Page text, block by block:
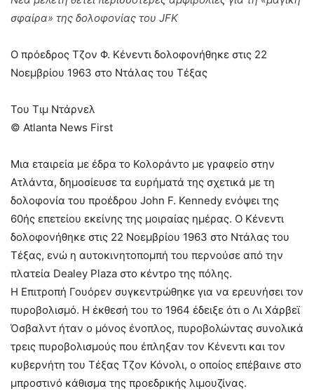
σφαίρα» της δολοφονίας του JFK
Ο πρόεδρος Τζον Φ. Κένεντι δολοφονήθηκε στις 22
Νοεμβρίου 1963 στο Ντάλας του Τέξας
Του Τιμ Ντάρνελ
© Atlanta News First
Μια εταιρεία με έδρα το Κολοράντο με γραφείο στην
Ατλάντα, δημοσίευσε τα ευρήματά της σχετικά με τη
δολοφονία του προέδρου John F. Kennedy ενόψει της
60ής επετείου εκείνης της μοιραίας ημέρας. Ο Κένεντι
δολοφονήθηκε στις 22 Νοεμβρίου 1963 στο Ντάλας του
Τέξας, ενώ η αυτοκινητοπομπή του περνούσε από την
πλατεία Dealey Plaza στο κέντρο της πόλης.
Η Επιτροπή Γουόρεν συγκεντρώθηκε για να ερευνήσει τον
πυροβολισμό. Η έκθεσή του το 1964 έδειξε ότι ο Λι Χάρβεϊ
Όσβαλντ ήταν ο μόνος ένοπλος, πυροβολώντας συνολικά
τρεις πυροβολισμούς που έπληξαν τον Κένεντι και τον
κυβερνήτη του Τέξας Τζον Κόνολι, ο οποίος επέβαινε στο
μπροστινό κάθισμα της προεδρικής λιμουζίνας.